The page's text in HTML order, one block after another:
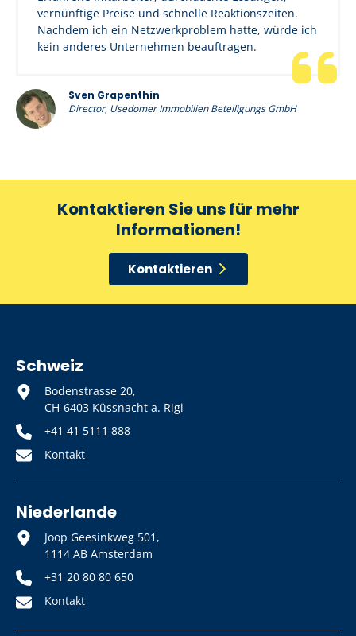
vernünftige Preise und schnelle Reaktionszeiten.
Nachdem ich ein Netzwerkproblem hatte, würde ich
kein anderes Unternehmen beauftragen.
Sven Grapenthin
Director, Usedomer Immobilien Beteiligungs GmbH
Kontaktieren Sie uns für mehr
Informationen!
Kontaktieren
Schweiz
Bodenstrasse 20,
CH-6403 Küssnacht a. Rigi
+41 41 5111 888
Kontakt
Niederlande
Joop Geesinkweg 501,
1114 AB Amsterdam
+31 20 80 80 650
Kontakt